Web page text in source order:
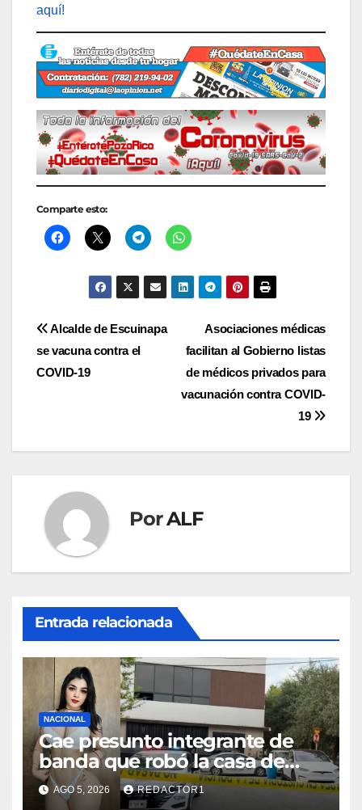
aquí!
Comparte esto:
Navegación
de
Asociaciones médicas
facilitan al Gobierno listas
de médicos privados para
vacunación contra COVID-
19
Alcalde de Escuinapa
se vacuna contra el
COVID-19
PorALF
Entrada relacionada
NACIONAL
Cae presunto integrante de
banda que robó la casa de
Karely Ruiz
AGO 5, 2026 REDACTOR1